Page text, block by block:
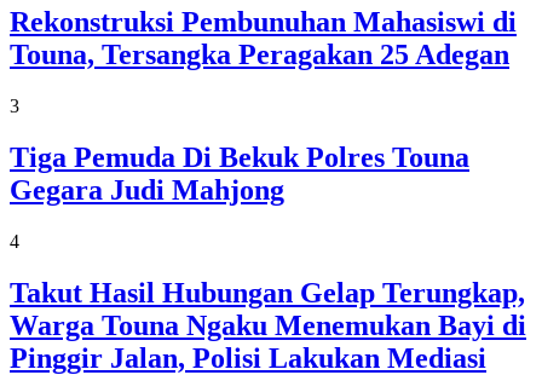
Rekonstruksi Pembunuhan Mahasiswi di
Touna, Tersangka Peragakan 25 Adegan
3
Tiga Pemuda Di Bekuk Polres Touna
Gegara Judi Mahjong
4
Takut Hasil Hubungan Gelap Terungkap,
Warga Touna Ngaku Menemukan Bayi di
Pinggir Jalan, Polisi Lakukan Mediasi